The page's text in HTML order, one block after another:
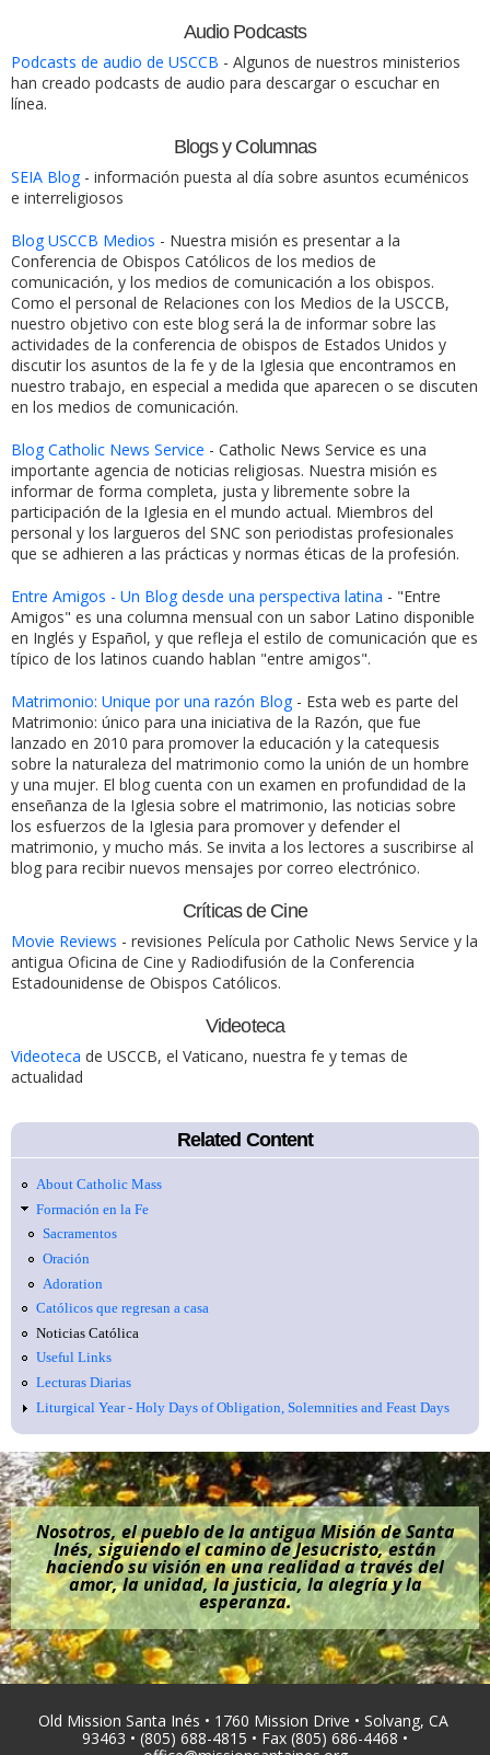
Audio Podcasts
Podcasts de audio de USCCB - Algunos de nuestros ministerios
han creado podcasts de audio para descargar o escuchar en
línea.
Blogs y Columnas
SEIA Blog- información puesta al día sobre asuntos ecuménicos
e interreligiosos
Blog USCCB Medios - Nuestra misión es presentar a la
Conferencia de Obispos Católicos de los medios de
comunicación, y los medios de comunicación a los obispos.
Como el personal de Relaciones con los Medios de la USCCB,
nuestro objetivo con este blog será la de informar sobre las
actividades de la conferencia de obispos de Estados Unidos y
discutir los asuntos de la fe y de la Iglesia que encontramos en
nuestro trabajo, en especial a medida que aparecen o se discuten
en los medios de comunicación.
Blog Catholic News Service - Catholic News Service es una
importante agencia de noticias religiosas. Nuestra misión es
informar de forma completa, justa y libremente sobre la
participación de la Iglesia en el mundo actual. Miembros del
personal y los largueros del SNC son periodistas profesionales
que se adhieren a las prácticas y normas éticas de la profesión.
Entre Amigos - Un Blog desde una perspectiva latina - "Entre
Amigos" es una columna mensual con un sabor Latino disponible
en Inglés y Español, y que refleja el estilo de comunicación que es
típico de los latinos cuando hablan "entre amigos".
Matrimonio: Unique por una razón Blog- Esta web es parte del
Matrimonio: único para una iniciativa de la Razón, que fue
lanzado en 2010 para promover la educación y la catequesis
sobre la naturaleza del matrimonio como la unión de un hombre
y una mujer. El blog cuenta con un examen en profundidad de la
enseñanza de la Iglesia sobre el matrimonio, las noticias sobre
los esfuerzos de la Iglesia para promover y defender el
matrimonio, y mucho más. Se invita a los lectores a suscribirse al
blog para recibir nuevos mensajes por correo electrónico.
Críticas de Cine
Movie Reviews - revisiones Película por Catholic News Service y la
antigua Oficina de Cine y Radiodifusión de la Conferencia
Estadounidense de Obispos Católicos.
Videoteca
Videoteca de USCCB, el Vaticano, nuestra fe y temas de
actualidad
Related Content
About Catholic Mass
Formación en la Fe
Sacramentos
Oración
Adoration
Católicos que regresan a casa
Noticias Católica
Useful Links
Lecturas Diarias
Liturgical Year - Holy Days of Obligation, Solemnities and Feast Days
Nosotros, el pueblo de la antigua Misión de Santa
Inés, siguiendo el camino de Jesucristo, están
haciendo su visión en una realidad a través del
amor, la unidad, la justicia, la alegría y la
esperanza.
Old Mission Santa Inés • 1760 Mission Drive • Solvang, CA
93463 • (805) 688-4815 • Fax (805) 686-4468 •